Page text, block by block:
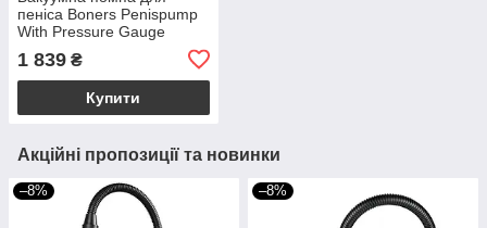
пеніса Boners Penispump
With Pressure Gauge
1 839 ₴
Купити
Акційні пропозиції та новинки
–8% –8%